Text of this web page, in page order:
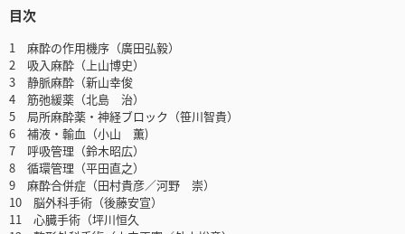
目次
1 麻酔の作用機序（廣田弘毅）
2 吸入麻酔（上山博史）
3 静脈麻酔（新山幸俊
4 筋弛緩薬（北島 治）
5 局所麻酔薬・神経ブロック（笹川智貴）
6 補液・輸血（小山 薫)
7 呼吸管理（鈴木昭広）
8 循環管理（平田直之）
9 麻酔合併症（田村貴彦／河野 崇）
10 脳外科手術（後藤安宣）
11 心臓手術（坪川恒久